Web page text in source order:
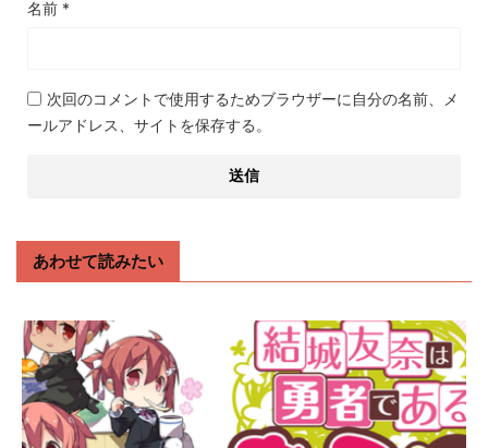
名前 *
次回のコメントで使用するためブラウザーに自分の名前、メ
ールアドレス、サイトを保存する。
あわせて読みたい